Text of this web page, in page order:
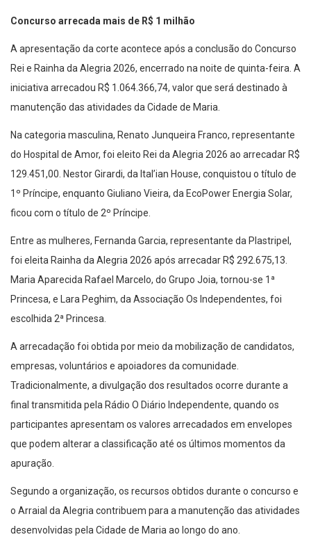
Concurso arrecada mais de R$ 1 milhão
A apresentação da corte acontece após a conclusão do Concurso
Rei e Rainha da Alegria 2026, encerrado na noite de quinta-feira. A
iniciativa arrecadou R$ 1.064.366,74, valor que será destinado à
manutenção das atividades da Cidade de Maria.
Na categoria masculina, Renato Junqueira Franco, representante
do Hospital de Amor, foi eleito Rei da Alegria 2026 ao arrecadar R$
129.451,00. Nestor Girardi, da Ital’ian House, conquistou o título de
1º Príncipe, enquanto Giuliano Vieira, da EcoPower Energia Solar,
ficou com o título de 2º Príncipe.
Entre as mulheres, Fernanda Garcia, representante da Plastripel,
foi eleita Rainha da Alegria 2026 após arrecadar R$ 292.675,13.
Maria Aparecida Rafael Marcelo, do Grupo Joia, tornou-se 1ª
Princesa, e Lara Peghim, da Associação Os Independentes, foi
escolhida 2ª Princesa.
A arrecadação foi obtida por meio da mobilização de candidatos,
empresas, voluntários e apoiadores da comunidade.
Tradicionalmente, a divulgação dos resultados ocorre durante a
final transmitida pela Rádio O Diário Independente, quando os
participantes apresentam os valores arrecadados em envelopes
que podem alterar a classificação até os últimos momentos da
apuração.
Segundo a organização, os recursos obtidos durante o concurso e
o Arraial da Alegria contribuem para a manutenção das atividades
desenvolvidas pela Cidade de Maria ao longo do ano.